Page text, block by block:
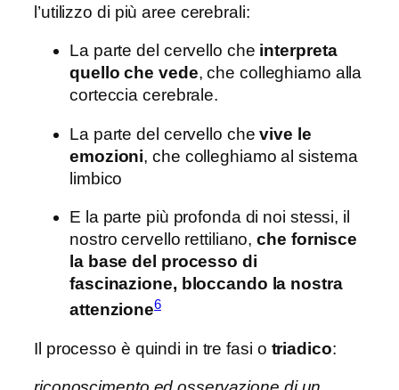
l’utilizzo di più aree cerebrali:
La parte del cervello che interpreta
quello che vede, che colleghiamo alla
corteccia cerebrale.
La parte del cervello chevive le
emozioni, che colleghiamo al sistema
limbico
E la parte più profonda di noi stessi, il
nostro cervello rettiliano,che fornisce
la base del processo di
fascinazione, bloccando la nostra
attenzione6
Il processo è quindi in tre fasi o triadico: